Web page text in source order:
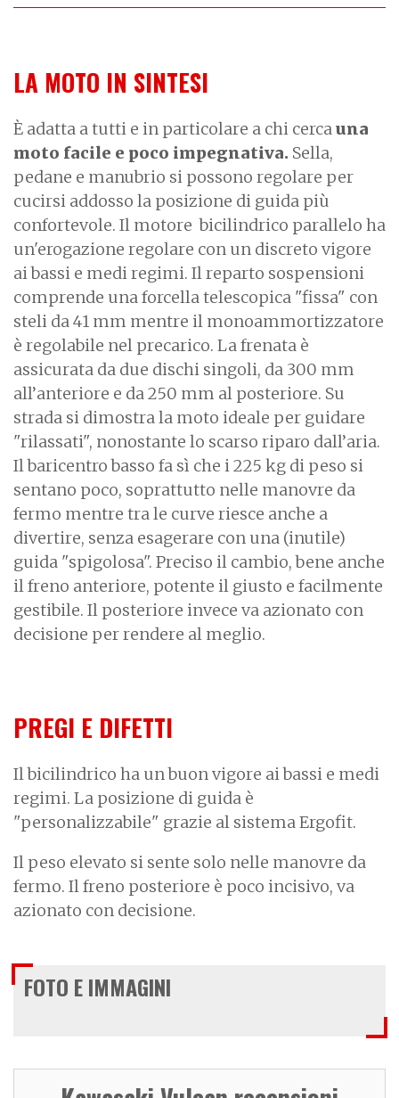
LA MOTO IN SINTESI
È adatta a tutti e in particolare a chi cercauna
moto facile e poco impegnativa. Sella,
pedane e manubrio si possono regolare per
cucirsi addosso la posizione di guida più
confortevole. Il motore bicilindrico parallelo ha
un'erogazione regolare con un discreto vigore
ai bassi e medi regimi. Il reparto sospensioni
comprende una forcella telescopica "fissa" con
steli da 41 mm mentre il monoammortizzatore
è regolabile nel precarico. La frenata è
assicurata da due dischi singoli, da 300 mm
all’anteriore e da 250 mm al posteriore. Su
strada si dimostra la moto ideale per guidare
"rilassati", nonostante lo scarso riparo dall’aria.
Il baricentro basso fa sì che i 225 kg di peso si
sentano poco, soprattutto nelle manovre da
fermo mentre tra le curve riesce anche a
divertire, senza esagerare con una (inutile)
guida "spigolosa". Preciso il cambio, bene anche
il freno anteriore, potente il giusto e facilmente
gestibile. Il posteriore invece va azionato con
decisione per rendere al meglio.
PREGI E DIFETTI
Il bicilindrico ha un buon vigore ai bassi e medi
regimi. La posizione di guida è
"personalizzabile" grazie al sistema Ergofit.
Il peso elevato si sente solo nelle manovre da
fermo. Il freno posteriore è poco incisivo, va
azionato con decisione.
FOTO E IMMAGINI